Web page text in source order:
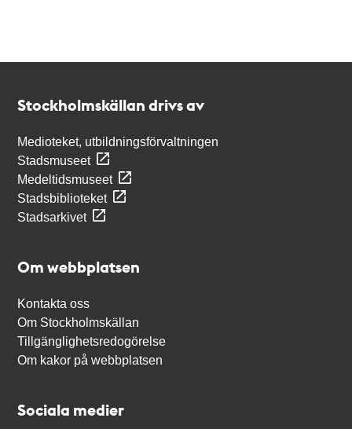
Stockholmskällan drivs av
Medioteket, utbildningsförvaltningen
Stadsmuseet
Medeltidsmuseet
Stadsbiblioteket
Stadsarkivet
Om webbplatsen
Kontakta oss
Om Stockholmskällan
Tillgänglighetsredogörelse
Om kakor på webbplatsen
Sociala medier